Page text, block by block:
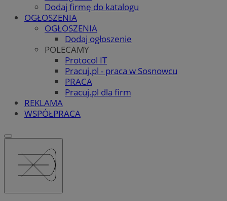
Dodaj firmę do katalogu
OGŁOSZENIA
OGŁOSZENIA
Dodaj ogłoszenie
POLECAMY
Protocol IT
Pracuj.pl - praca w Sosnowcu
PRACA
Pracuj.pl dla firm
REKLAMA
WSPÓŁPRACA